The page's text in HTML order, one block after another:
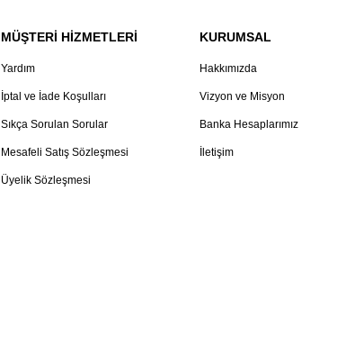
MÜŞTERİ HİZMETLERİ
Yardım
İptal ve İade Koşulları
Sıkça Sorulan Sorular
Mesafeli Satış Sözleşmesi
Üyelik Sözleşmesi
KURUMSAL
Hakkımızda
Vizyon ve Misyon
Banka Hesaplarımız
İletişim